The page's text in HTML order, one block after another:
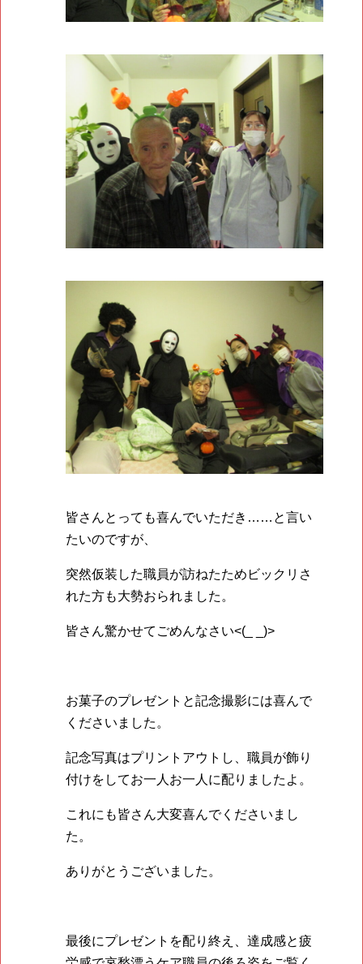
皆さんとっても喜んでいただき……と言い
たいのですが、
突然仮装した職員が訪ねたためビックリさ
れた方も大勢おられました。
皆さん驚かせてごめんなさい<(_ _)>
お菓子のプレゼントと記念撮影には喜んで
くださいました。
記念写真はプリントアウトし、職員が飾り
付けをしてお一人お一人に配りましたよ。
これにも皆さん大変喜んでくださいまし
た。
ありがとうございました。
最後にプレゼントを配り終え、達成感と疲